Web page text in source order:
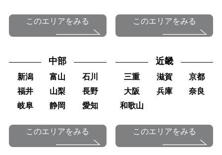
このエリアをみる このエリアをみる
中部
新潟 富山
石川
福井
山梨
長野
岐阜
静岡 愛知
このエリアをみる
近畿
三重 滋賀
京都
大阪
兵庫
奈良
和歌山
このエリアをみる